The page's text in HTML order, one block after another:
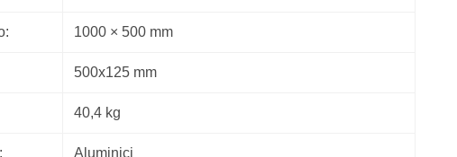
1000 × 500 mm
500x125 mm
40,4 kg
Aluminici